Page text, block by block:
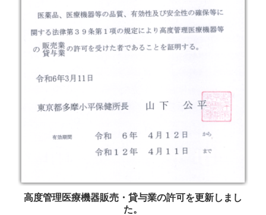
高度管理医療機器販売・貸与業の許可を更新しまし
た。